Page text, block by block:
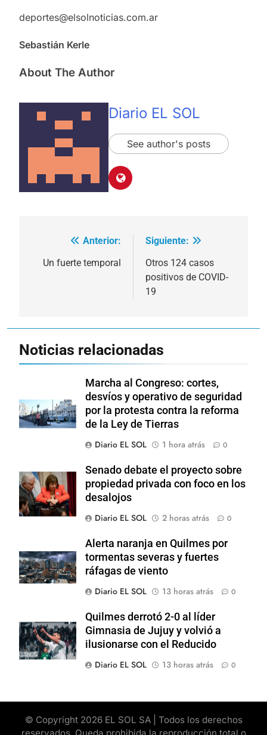
deportes@elsolnoticias.com.ar
Sebastián Kerle
About The Author
Diario EL SOL
See author's posts
Navegación
de
Anterior:
Un fuerte temporal
Siguiente:
Otros 124 casos
positivos de COVID-
19
Noticias relacionadas
Marcha al Congreso: cortes,
desvíos y operativo de seguridad
por la protesta contra la reforma
de la Ley de Tierras
Diario EL SOL
1 hora atrás 0
Senado debate el proyecto sobre
propiedad privada con foco en los
desalojos
Diario EL SOL
2 horas atrás 0
Alerta naranja en Quilmes por
tormentas severas y fuertes
ráfagas de viento
Diario EL SOL
13 horas atrás 0
Quilmes derrotó 2-0 al líder
Gimnasia de Jujuy y volvió a
ilusionarse con el Reducido
Diario EL SOL
13 horas atrás 0
© Copyright 2026 EL SOL SA | Todos los derechos